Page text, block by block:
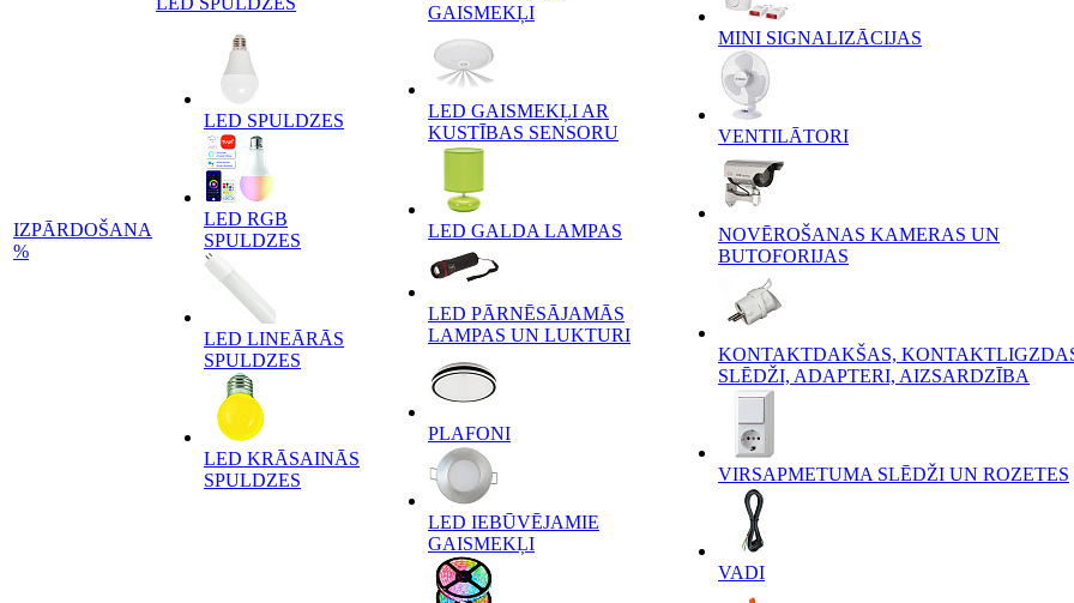
IZPĀRDOŠANA
%
LED SPULDZES
LED RGB
SPULDZES
LED LINEĀRĀS
SPULDZES
LED KRĀSAINĀS
SPULDZES
GAISMEKĻI
LED GAISMEKĻI AR
KUSTĪBAS SENSORU
LED GALDA LAMPAS
LED PĀRNĒSĀJAMĀS
LAMPAS UN LUKTURI
PLAFONI
LED IEBŪVĒJAMIE
GAISMEKĻI
MINI SIGNALIZĀCIJAS
VENTILĀTORI
NOVĒROŠANAS KAMERAS UN
BUTOFORIJAS
KONTAKTDAKŠAS,
SLĒDŽI, ADAPTERI, AIZSARDZĪBA
VIRSAPMETUMA SLĒDŽI UN ROZETES
VADI